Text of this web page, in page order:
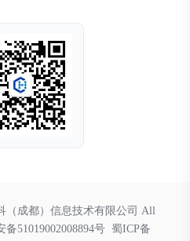
（成都）信息技术有限公司 All
备51019002008894号 蜀ICP备